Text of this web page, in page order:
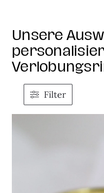
Unsere
Filter